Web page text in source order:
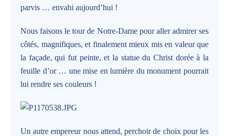
parvis … envahi aujourd’hui !
Nous faisons le tour de Notre-Dame pour aller admirer ses
côtés, magnifiques, et finalement mieux mis en valeur que
la façade, qui fut peinte, et la statue du Christ dorée à la
feuille d’or … une mise en lumière du monument pourrait
lui rendre ses couleurs !
Un autre empereur nous attend, perchoir de choix pour les